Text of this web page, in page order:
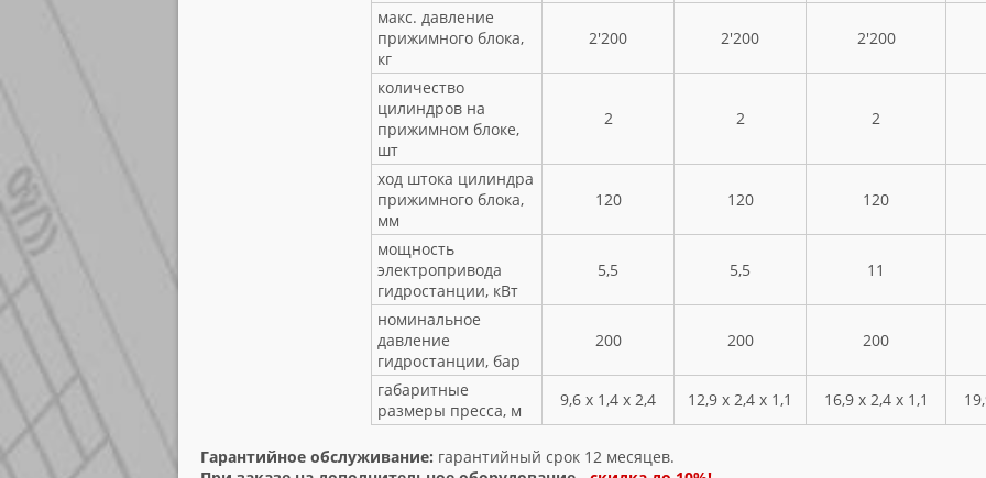
макс. давление
прижимного блока,
кг
2'200 2'200 2'200
количество
цилиндров на
прижимном блоке,
шт
2 2 2
ход штока цилиндра
прижимного блока,
мм
120 120 120
мощность
электропривода
гидростанции, кВт
5,5 5,5 11
номинальное
давление
гидростанции, бар
200 200 200
габаритные
размеры пресса, м
9,6 х 1,4 х 2,4 12,9 х 2,4 х 1,1 16,9 х 2,4 х 1,1
Гарантийное обслуживание: гарантийный срок 12 месяцев.